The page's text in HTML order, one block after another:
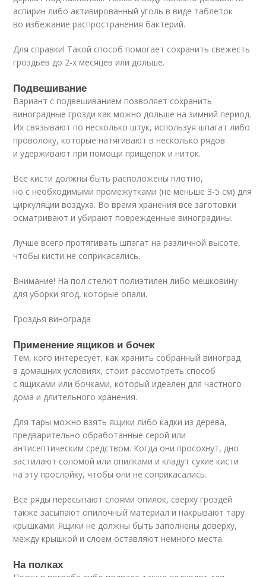
аспирин либо активированный уголь в виде таблеток
во избежание распространения бактерий.
Для справки! Такой способ помогает сохранить свежесть
гроздьев до 2-х месяцев или дольше.
Подвешивание
Вариант с подвешиванием позволяет сохранить
виноградные грозди как можно дольше на зимний период.
Их связывают по несколько штук, используя шпагат либо
проволоку, которые натягивают в несколько рядов
и удерживают при помощи прищепок и ниток.
Все кисти должны быть расположены плотно,
но с необходимыми промежутками (не меньше 3-5 см) для
циркуляции воздуха. Во время хранения все заготовки
осматривают и убирают поврежденные виноградины.
Лучше всего протягивать шпагат на различной высоте,
чтобы кисти не соприкасались.
Внимание! На пол стелют полиэтилен либо мешковину
для уборки ягод, которые опали.
Гроздья винограда
Применение ящиков и бочек
Тем, кого интересует, как хранить собранный виноград
в домашних условиях, стоит рассмотреть способ
с ящиками или бочками, который идеален для частного
дома и длительного хранения.
Для тары можно взять ящики либо кадки из дерева,
предварительно обработанные серой или
антисептическим средством. Когда они просохнут, дно
застилают соломой или опилками и кладут сухие кисти
на эту прослойку, чтобы они не соприкасались.
Все ряды пересыпают слоями опилок, сверху гроздей
также засыпают опилочный материал и накрывают тару
крышками. Ящики не должны быть заполнены доверху,
между крышкой и слоем оставляют немного места.
На полках